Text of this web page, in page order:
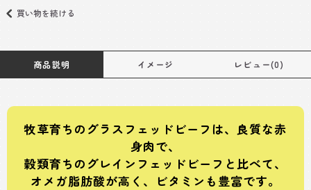
買い物を続ける
商品説明 イメージ レビュー(0)
牧草育ちのグラスフェッドビーフは、良質な赤
身肉で、
穀類育ちのグレインフェッドビーフと比べて、
オメガ脂肪酸が高く、ビタミンも豊富です。